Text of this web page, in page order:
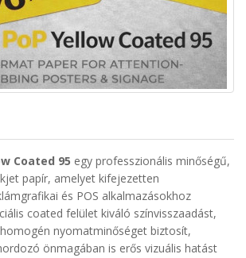
Coated 95 egy professzionális minőségű,
papír, amelyet kifejezetten
és POS alkalmazásokhoz
coated felület kiváló színvisszaadást,
nyomatminőséget biztosít,
önmagában is erős vizuális hatást